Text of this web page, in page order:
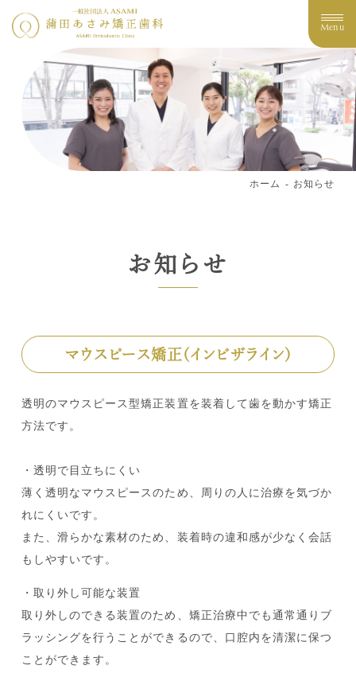
Menu
ホーム お知らせ
お知らせ
マウスピース矯正(インビザライン)
透明のマウスピース型矯正装置を装着して歯を動かす矯正
方法です。
・透明で目立ちにくい
薄く透明なマウスピースのため、周りの人に治療を気づか
れにくいです。
また、滑らかな素材のため、装着時の違和感が少なく会話
もしやすいです。
・取り外し可能な装置
取り外しのできる装置のため、矯正治療中でも通常通りブ
ラッシングを行うことができるので、口腔内を清潔に保つ
ことができます。